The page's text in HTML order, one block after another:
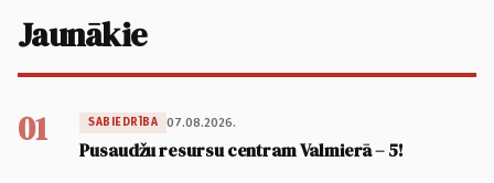
Jaunākie
01 SABIEDRĪBA 07.08.2026.
Pusaudžu resursu centram Valmierā – 5!